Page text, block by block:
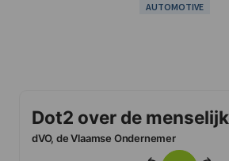
AUTOMOTIVE